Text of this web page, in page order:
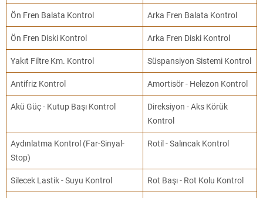
Ön Fren Balata Kontrol Arka Fren Balata Kontrol
Ön Fren Diski Kontrol Arka Fren Diski Kontrol
Yakıt Filtre Km. Kontrol Süspansiyon Sistemi Kontrol
Antifriz Kontrol Amortisör - Helezon Kontrol
Akü Güç - Kutup Başı Kontrol
Direksiyon - Aks Körük
Kontrol
Aydınlatma Kontrol (Far-Sinyal-
Stop)
Rotil - Salıncak Kontrol
Silecek Lastik - Suyu Kontrol Rot Başı - Rot Kolu Kontrol